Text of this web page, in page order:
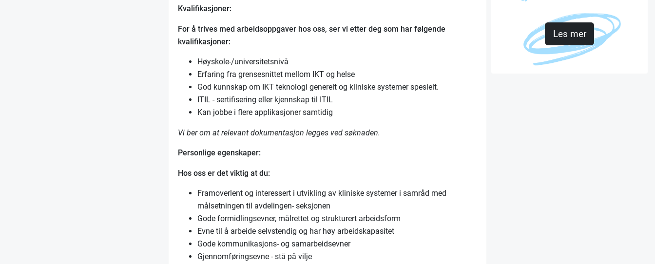
Kvalifikasjoner:
For å trives med arbeidsoppgaver hos oss, ser vi etter deg som har følgende
kvalifikasjoner:
Høyskole-/universitetsnivå
Erfaring fra grensesnittet mellom IKT og helse
God kunnskap om IKT teknologi generelt og kliniske systemer spesielt.
ITIL - sertifisering eller kjennskap til ITIL
Kan jobbe i flere applikasjoner samtidig
Vi ber om at relevant dokumentasjon legges ved søknaden.
Personlige egenskaper:
Hos oss er det viktig at du:
Framoverlent og interessert i utvikling av kliniske systemer i samråd med
målsetningen til avdelingen- seksjonen
Gode formidlingsevner, målrettet og strukturert arbeidsform
Evne til å arbeide selvstendig og har høy arbeidskapasitet
Gode kommunikasjons- og samarbeidsevner
Gjennomføringsevne - stå på vilje
Les mer